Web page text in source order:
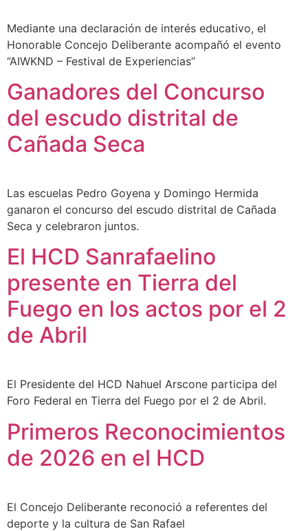
Mediante una declaración de interés educativo, el
Honorable Concejo Deliberante acompañó el evento
“AIWKND – Festival de Experiencias”
Ganadores del Concurso
del escudo distrital de
Cañada Seca
Las escuelas Pedro Goyena y Domingo Hermida
ganaron el concurso del escudo distrital de Cañada
Seca y celebraron juntos.
El HCD Sanrafaelino
presente en Tierra del
Fuego en los actos por el 2
de Abril
El Presidente del HCD Nahuel Arscone participa del
Foro Federal en Tierra del Fuego por el 2 de Abril.
Primeros Reconocimientos
de 2026 en el HCD
El Concejo Deliberante reconoció a referentes del
deporte y la cultura de San Rafael